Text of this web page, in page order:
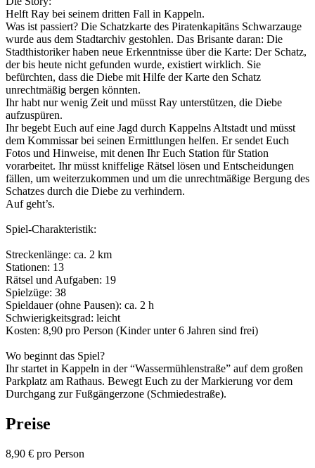
Helft Ray bei seinem dritten Fall in Kappeln.
Was ist passiert? Die Schatzkarte des Piratenkapitäns Schwarzauge
wurde aus dem Stadtarchiv gestohlen. Das Brisante daran: Die
Stadthistoriker haben neue Erkenntnisse über die Karte: Der Schatz,
der bis heute nicht gefunden wurde, existiert wirklich. Sie
befürchten, dass die Diebe mit Hilfe der Karte den Schatz
unrechtmäßig bergen könnten.
Ihr habt nur wenig Zeit und müsst Ray unterstützen, die Diebe
aufzuspüren.
Ihr begebt Euch auf eine Jagd durch Kappelns Altstadt und müsst
dem Kommissar bei seinen Ermittlungen helfen. Er sendet Euch
Fotos und Hinweise, mit denen Ihr Euch Station für Station
vorarbeitet. Ihr müsst kniffelige Rätsel lösen und Entscheidungen
fällen, um weiterzukommen und um die unrechtmäßige Bergung des
Schatzes durch die Diebe zu verhindern.
Auf geht’s.
Spiel-Charakteristik:
Streckenlänge: ca. 2 km
Stationen: 13
Rätsel und Aufgaben: 19
Spielzüge: 38
Spieldauer (ohne Pausen): ca. 2 h
Schwierigkeitsgrad: leicht
Kosten: 8,90 pro Person (Kinder unter 6 Jahren sind frei)
Wo beginnt das Spiel?
Ihr startet in Kappeln in der “Wassermühlenstraße” auf dem großen
Parkplatz am Rathaus. Bewegt Euch zu der Markierung vor dem
Durchgang zur Fußgängerzone (Schmiedestraße).
Preise
8,90 € pro Person